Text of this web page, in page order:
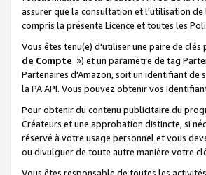
assurer que la consultation et l'utilisation de
compris la présente Licence et toutes les
Vous êtes tenu(e) d'utiliser une paire de
de Compte ») et un paramètre de tag
Partenaires d'Amazon, soit un identifiant de
la PA API. Vous pouvez obtenir vos
Pour obtenir du contenu publicitaire du
Créateurs et une approbation distincte, si
réservé à votre usage personnel et vous
ou divulguer de toute autre manière votre
Vous êtes responsable de toutes les